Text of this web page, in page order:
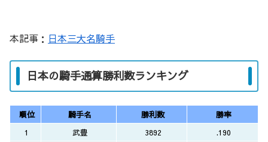
本記事： 日本三大名騎手
日本の騎手通算勝利数ランキング
順位 騎手名 勝利数
勝率
1
武豊 3892
.190